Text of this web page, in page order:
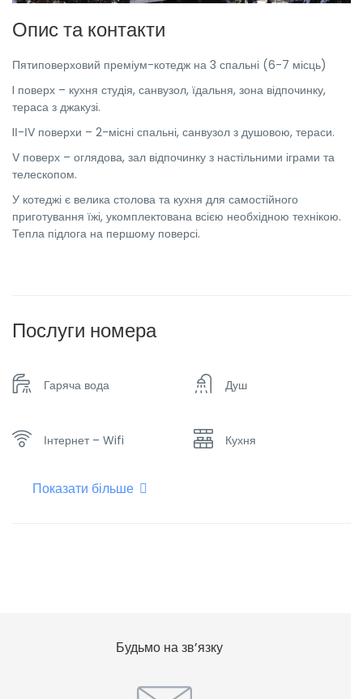
Опис та контакти
Пятиповерховий преміум-котедж на 3 спальні (6-7 місць)
I поверх – кухня студія, санвузол, їдальня, зона відпочинку,
тераса з джакузі.
IІ-ІV поверхи – 2-місні спальні, санвузол з душовою, тераси.
V поверх – оглядова, зал відпочинку з настільними іграми та
телескопом.
У котеджі є велика столова та кухня для самостійного
приготування їжі, укомплектована всією необхідною технікою.
Тепла підлога на першому поверсі.
Послуги номера
Гаряча вода Душ
Інтернет – Wifi Кухня
Набір посуду
Показати більше
Будьмо на зв’язку